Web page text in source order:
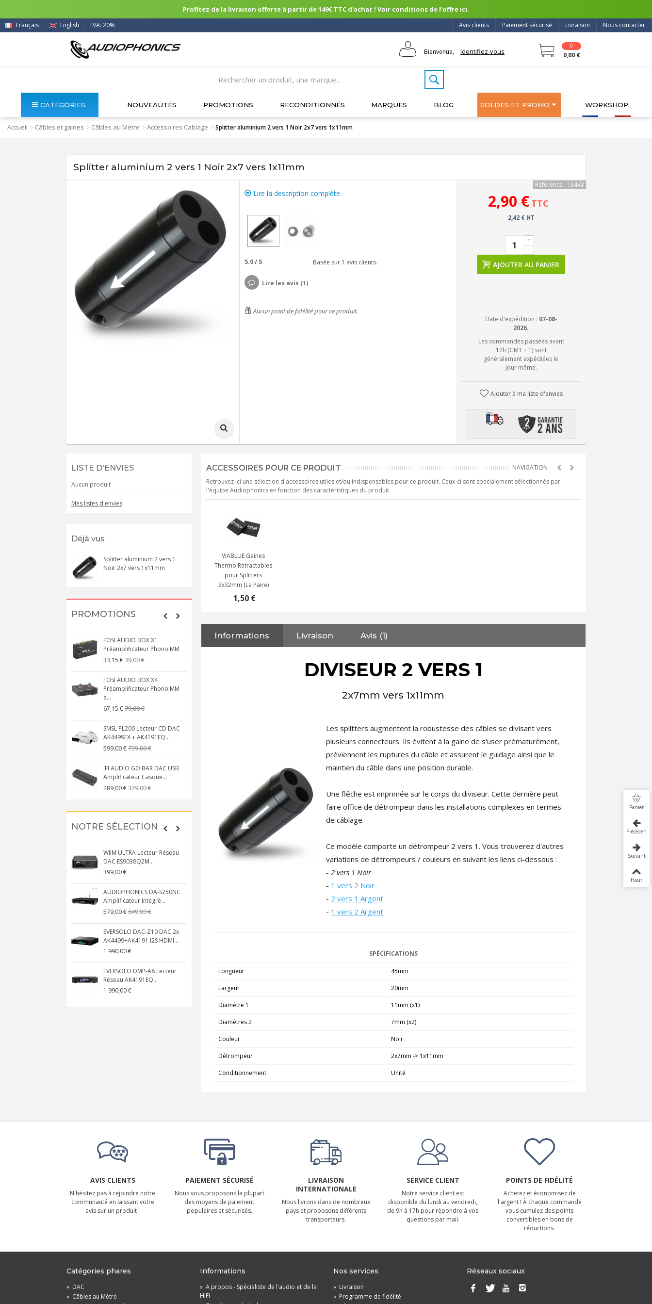
Profitez de la livraison offerte à partir de 149€ TTC d'achat ! Voir conditions de l'offre ici.
Nous contacter
Livraison
Paiement sécurisé
Avis clients
Français English TVA: 20%
Bienvenue, Identifiez-vous
0
0,00 €
CATÉGORIES NOUVEAUTÉS PROMOTIONS RECONDITIONNÉS MARQUES BLOG SOLDES ET PROMO WORKSHOP
Accueil > Câbles et gaines > Câbles au Mètre >Accessoires Cablage >Splitter aluminium 2 vers 1 Noir 2x7 vers 1x11mm
Splitter aluminium 2 vers 1 Noir 2x7 vers 1x11mm
Lire la description complète
5.0/ 5 Basée sur 1 avis clients.
Lire les avis (1)
Aucun point de fidélité pour ce produit.
Référence : 13443
2,90 € TTC
2,42 € HT
-
+
AJOUTER AU PANIER
Date d'expédition : 07-08-
2026.
Les commandes passées avant
12h (GMT + 1) sont
généralement expédiées le
jour même.
Ajouter à ma liste d'envies
LISTE D'ENVIES
Aucun produit
Mes listes d'envies
Déjà vus
Splitter aluminium 2 vers 1
Noir 2x7 vers 1x11mm
PROMOTIONS
FOSI AUDIO BOX X1
Préamplificateur Phono MM
33,15 €39,00 €
FOSI AUDIO BOX X4
Préamplificateur Phono MM
à...
67,15 €79,00 €
SMSL PL200 Lecteur CD DAC
AK4499EX + AK4191EQ...
599,00 €739,00 €
IFI AUDIO GO BAR DAC USB
Amplificateur Casque...
289,00 €329,00 €
NEUTRIK NC3FXX Connecteur
XLR Femelle 3 Pôles...
Amplificateur 4 Voies pour...
159,99 €
NOTRE SÉLECTION
WIIM ULTRA Lecteur Réseau
DAC ES9038Q2M...
399,00 €
AUDIOPHONICS DA-S250NC
Amplificateur Intégré...
579,00 €649,00 €
EVERSOLO DAC-Z10 DAC 2x
AK4499+AK4191 I2S HDMI...
1 990,00 €
EVERSOLO DMP-A8 Lecteur
Réseau AK4191EQ...
1 990,00 €
AUDIOPHONICS DAW-S250NC
Amplificateur Intégré...
LUXSIN X9 DAC Amplificateur
1 099,00 €
ACCESSOIRES POUR CE PRODUIT
Retrouvez ici une sélection d'accessoires utiles et/ou indispensables pour ce produit. Ceux-ci sont spécialement sélectionnés par
l'équipe Audiophonics en fonction des caractéristiques du produit.
VIABLUE Gaines
Thermo Rétractables
pour Splitters
2x32mm (La Paire)
1,50 €
Informations Livraison Avis (1)
DIVISEUR 2 VERS 1
2x7mm vers 1x11mm
Les splitters augmentent la robustesse des câbles se divisant vers
plusieurs connecteurs. Ils évitent à la gaine de s'user prématurément,
préviennent les ruptures du câble et assurent le guidage ainsi que le
maintien du câble dans une position durable.
Une flêche est imprimée sur le corps du diviseur. Cette dernière peut
faire office de détrompeur dans les installations complexes en termes
de câblage.
Ce modèle comporte un détrompeur 2 vers 1. Vous trouverez d'autres
variations de détrompeurs / couleurs en suivant les liens ci-dessous :
-2 vers 1 Noir
- 1 vers 2 Noir
- 2 vers 1 Argent
- 1 vers 2 Argent
SPÉCIFICATIONS
Longueur 45mm
Largeur 20mm
Diamètre 1 11mm (x1)
Diamètres 2 7mm (x2)
Couleur Noir
Détrompeur 2x7mm -> 1x11mm
Conditionnement Unité
AVIS CLIENTS
N'hésitez pas à rejoindre notre
communauté en laissant votre
avis sur un produit !
PAIEMENT SÉCURISÉ
Nous vous proposons la plupart
des moyens de paiement
populaires et sécurisés.
LIVRAISON
INTERNATIONALE
Nous livrons dans de nombreux
pays et proposons différents
transporteurs.
SERVICE CLIENT
Notre service client est
disponible du lundi au vendredi,
de 9h à 17h pour répondre à vos
questions par mail.
POINTS DE FIDÉLITÉ
Achetez et économisez de
l'argent ! À chaque commande
vous cumulez des points
convertibles en bons de
réductions.
Catégories phares
» DAC
» Câbles au Mètre
Informations
» A propos - Spécialiste de l'audio et de la
HiFi
Nos services
» Livraison
» Programme de fidélité
Réseaux sociaux
Panier
Précédent
Suivant
Haut